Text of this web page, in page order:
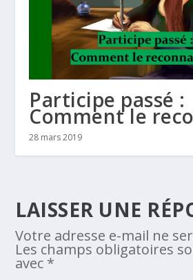
Participe passé :
Comment le
28 mars 2019
LAISSER UNE
Votre adresse e-mail ne
Les champs obligatoires
avec *